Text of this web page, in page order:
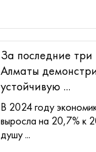
За последние три
Алматы
устойчивую ...
В 2024 году
выросла на 20,7% к
душу ...